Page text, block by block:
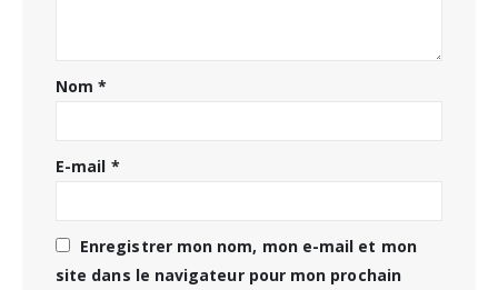
Nom*
E-mail *
Enregistrer mon nom, mon e-mail et mon
site dans le navigateur pour mon prochain